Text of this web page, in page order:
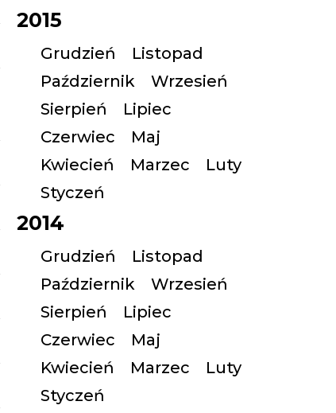
2015
Grudzień
Listopad
Październik
Wrzesień
Sierpień
Lipiec
Czerwiec
Maj
Kwiecień
Marzec
Luty
Styczeń
2014
Grudzień
Listopad
Październik
Wrzesień
Sierpień
Lipiec
Czerwiec
Maj
Kwiecień
Marzec
Luty
Styczeń